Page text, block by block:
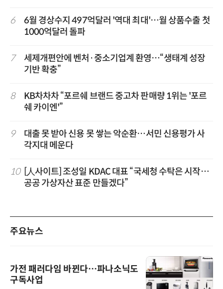
6
6월 경상수지 497억달러 '역대 최대'…월 상품수출 첫
1000억달러 돌파
7
세제개편안에 벤처·중소기업계 환영…“생태계 성장
기반 확충”
8
KB차차차 “포르쉐 브랜드 중고차 판매량 1위는 '포르
쉐 카이엔'”
9
대출 못 받아 신용 못 쌓는 악순환…서민 신용평가 사
각지대 메운다
10 [人사이트] 조성일 KDAC 대표 “국세청 수탁은 시작…
공공 가상자산 표준 만들겠다”
주요뉴스
가전 패러다임 바뀐다…파나소닉도
구독사업